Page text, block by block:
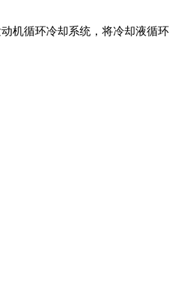
机循环冷却系统，将冷却液循环